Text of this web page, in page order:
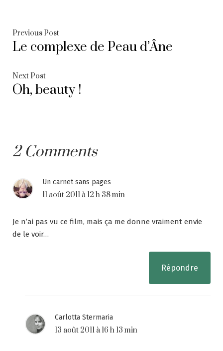
Navigation
de
l’article
Previous PostPrevious
post:
Le complexe de Peau d’Âne
Next PostNext
post:
Oh, beauty !
2 Comments
Un carnet sans pages
11 août 2011 à 12 h 38 min
Je n’ai pas vu ce film, mais ça me donne vraiment envie
de le voir…
Répondre
Carlotta Stermaria
13 août 2011 à 16 h 13 min